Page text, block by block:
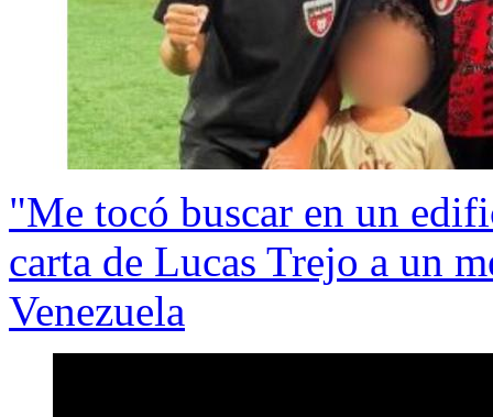
"Me tocó buscar en un
carta de Lucas Trejo a un
Venezuela